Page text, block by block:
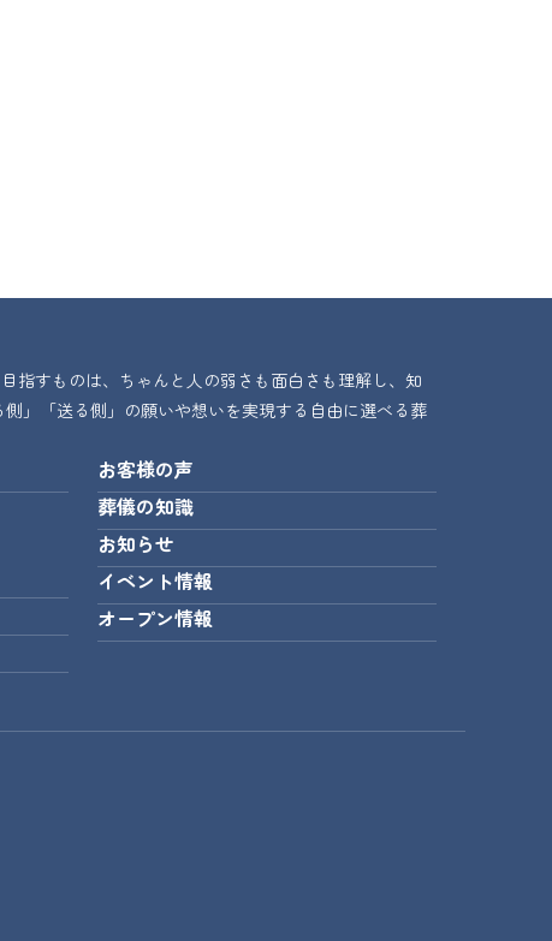
指すものは、ちゃんと人の弱さも面白さも理解し、知
」「送る側」の願いや想いを実現する自由に選べる葬
お客様の声
葬儀の知識
お知らせ
イベント情報
オープン情報